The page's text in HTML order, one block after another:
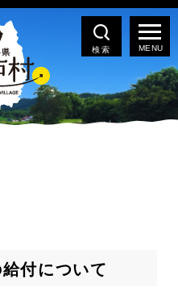
検索
付について